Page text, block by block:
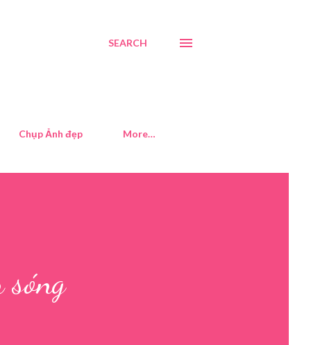
SEARCH
Chụp Ảnh đẹp More…